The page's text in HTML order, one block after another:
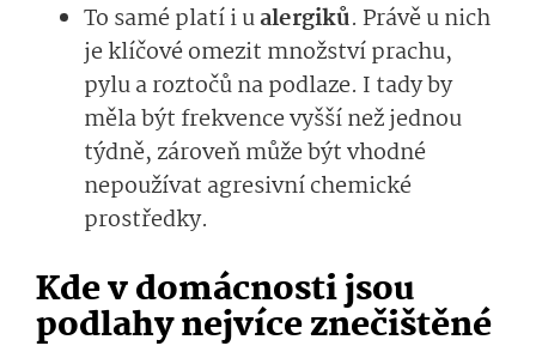
To samé platí i ualergiků. Právě u nich
je klíčové omezit množství prachu,
pylu a roztočů na podlaze. I tady by
měla být frekvence vyšší než jednou
týdně, zároveň může být vhodné
nepoužívat agresivní chemické
prostředky.
Kde v domácnosti jsou
podlahy nejvíce znečištěné